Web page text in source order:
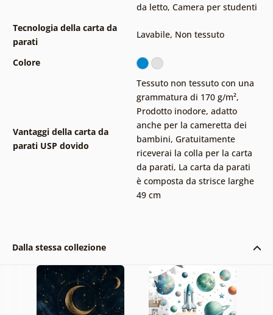
da letto, Camera per studenti
Tecnologia della carta da
parati
Lavabile, Non tessuto
Colore
Vantaggi della carta da
parati USP dovido
Tessuto non tessuto con una
grammatura di 170 g/m²,
Prodotto inodore, adatto
anche per la cameretta dei
bambini, Gratuitamente
riceverai la colla per la carta
da parati, La carta da parati
è composta da strisce larghe
49 cm
Dalla stessa collezione